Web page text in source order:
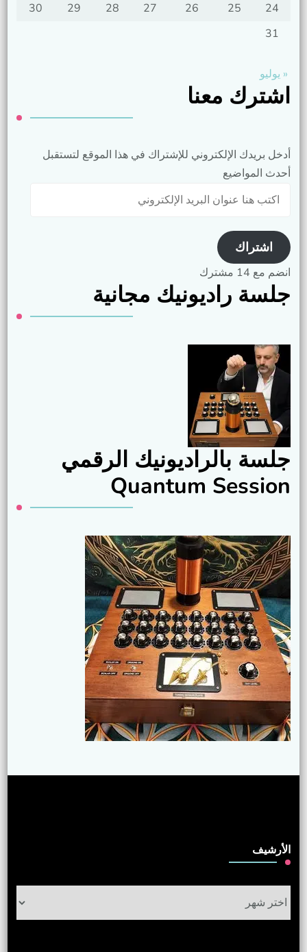
24
25
26
27
28
29
30
31
« يوليو
اشترك معنا
أدخل بريدك الإلكتروني للإشتراك في هذا الموقع لتستقبل
أحدث المواضيع
عنوان
البريد
الإلكتروني
اشتراك
انضم مع 14 مشترك
جلسة راديونيك مجانية
جلسة بالراديونيك الرقمي
Quantum Session
الأرشيف